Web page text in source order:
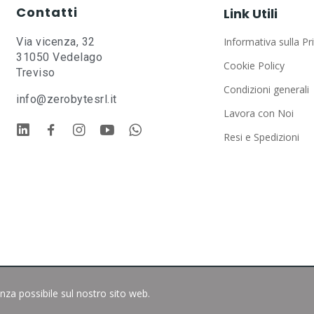
Contatti
Via vicenza, 32
31050 Vedelago
Treviso
info@zerobytesrl.it
Link Utili
Informativa sulla
Cookie Policy
Condizioni generali
Lavora con Noi
Resi e Spedizioni
possibile sul nostro sito web.